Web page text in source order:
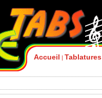
Accueil | Tablatures